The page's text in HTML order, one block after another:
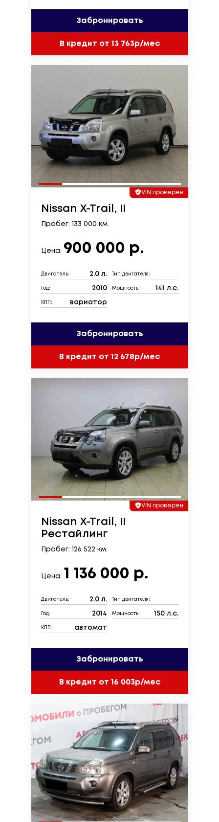
Забронировать
В кредит от 13 763р/мес
VIN проверен
Nissan X-Trail, II
Пробег: 133 000 км.
Цена: 900 000 р.
Двигатель: 2.0 л. Тип двигателя:
Год: 2010 Мощность: 141 л.с.
КПП: вариатор
Забронировать
В кредит от 12 678р/мес
VIN проверен
Nissan X-Trail, II
Рестайлинг
Пробег: 126 522 км.
Цена: 1 136 000 р.
Двигатель: 2.0 л. Тип двигателя:
Год: 2014 Мощность: 150 л.с.
КПП: автомат
Забронировать
В кредит от 16 003р/мес